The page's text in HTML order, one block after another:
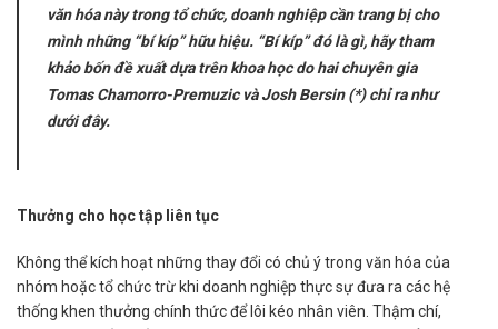
văn hóa này trong tổ chức, doanh nghiệp cần trang bị cho
mình những “bí kíp” hữu hiệu. “Bí kíp” đó là gì, hãy tham
khảo bốn đề xuất dựa trên khoa học do hai chuyên gia
Tomas Chamorro-Premuzic và Josh Bersin (*) chỉ ra như
dưới đây.
Thưởng cho học tập liên tục
Không thể kích hoạt những thay đổi có chủ ý trong văn hóa của
nhóm hoặc tổ chức trừ khi doanh nghiệp thực sự đưa ra các hệ
thống khen thưởng chính thức để lôi kéo nhân viên. Thậm chí,